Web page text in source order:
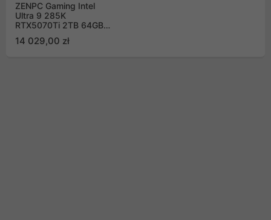
ZENPC Gaming Intel
Ultra 9 285K
RTX5070Ti 2TB 64GB
14 029,00 zł